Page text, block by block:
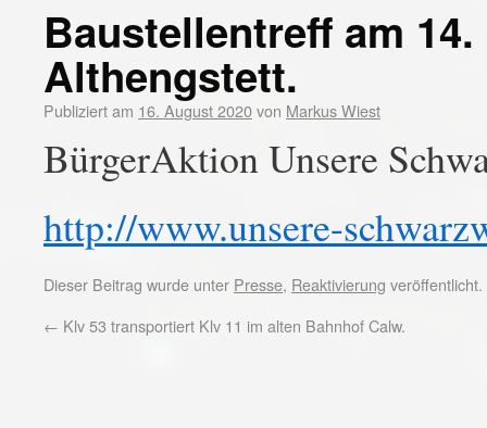
Baustellentreff am
Althengstett.
Publiziert am 16. August 2020von Markus Wiest
BürgerAktion Unsere
http://www.unsere-
Dieser Beitrag wurde unter Presse, Reaktivierung
← Klv 53 transportiert Klv 11 im alten Bahnhof Calw.